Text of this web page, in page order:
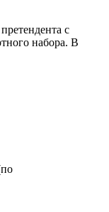
с
набора. В